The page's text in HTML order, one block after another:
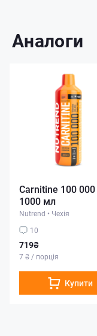
Аналоги
Carnitine 100 000
1000 мл
Nutrend • Чехія
10
719₴
7 ₴ / порція
Купити